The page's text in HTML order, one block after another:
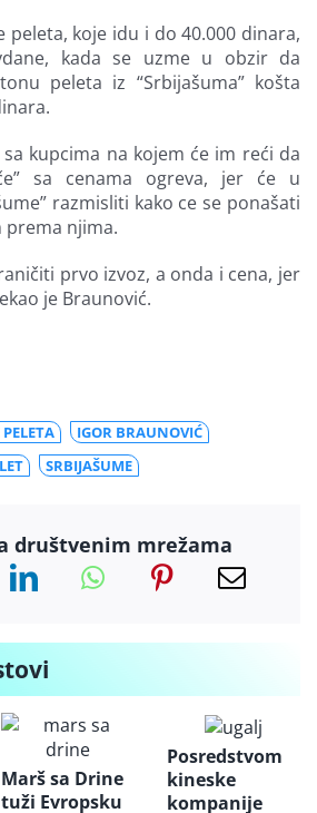
peleta, koje idu i do 40.000 dinara,
kada se uzme u obzir da
peleta iz “Srbijašuma” košta
kupcima na kojem će im reći da
sa cenama ogreva, jer će u
razmisliti kako ce se ponašati
prema njima.
prvo izvoz, a onda i cena, jer
je Braunović.
IGOR BRAUNOVIĆ
SRBIJAŠUME
društvenim mrežama
Marš sa Drine
tuži Evropsku
Posredstvom
kineske
kompanije